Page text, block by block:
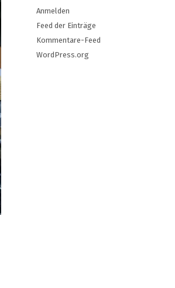
Anmelden
Feed der Einträge
Kommentare-Feed
WordPress.org